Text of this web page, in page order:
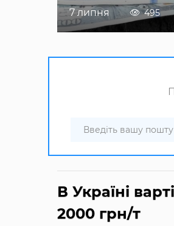
7 липня 495
В Україні
2000 грн/т